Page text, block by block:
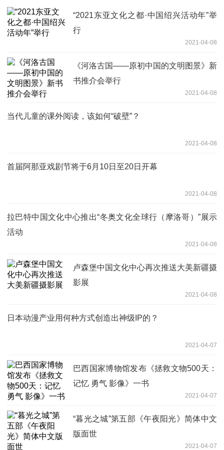
“2021东亚文化之都·中国绍兴活动年”举
行
2021-04-08
《河洛古国——原初中国的文明图景》新
书推介会举行
2021-04-08
当代儿童的课外阅读，该如何“破壁”？
2021-04-08
首届阿那亚戏剧节将于6月10日至20日开幕
2021-04-08
拉巴特中国文化中心推出“冬奥文化全球行（摩洛哥）”展示
活动
2021-04-08
卢森堡中国文化中心再次推送大美新疆摄
影展
2021-04-08
日本动漫产业用何种方式创造出神级IP的？
2021-04-07
巴西国家博物馆发布《拯救文物500天：
记忆 勇气 影像》一书
2021-04-07
“暮光之城”第五部《午夜阳光》简体中文
版面世
2021-04-07